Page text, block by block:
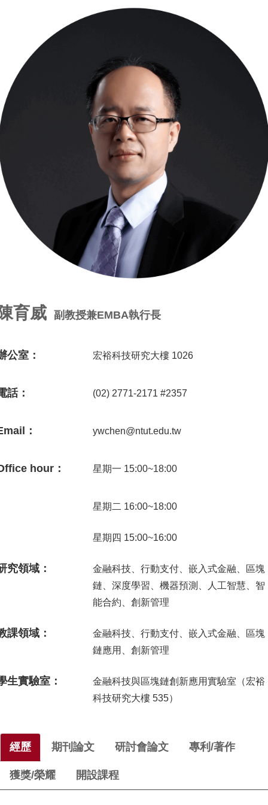
育威 副教授兼EMBA執行長
公室： 宏裕科技研究大樓 1026
話： (02) 2771-2171 #2357
： ywchen@ntut.edu.tw
hour： 星期一 15:00~18:00
星期二 16:00~18:00
星期四 15:00~16:00
究領域：
金融科技、行動支付、嵌入式金融、區塊
鏈、深度學習、機器預測、人工智慧、智
能合約、創新管理
課領域：
金融科技、行動支付、嵌入式金融、區塊
鏈應用、創新管理
生實驗室：
金融科技與區塊鏈創新應用實驗室（宏裕
科技研究大樓 535）
經歷 期刊論文 研討會論文 專利/著作
獲獎/榮耀 開設課程